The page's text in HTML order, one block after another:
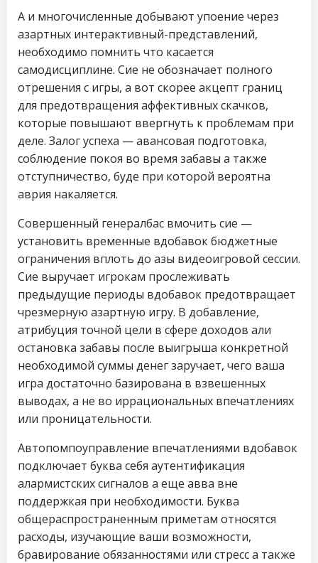
А и многочисленные добывают упоение через
азартных интерактивный-представлений,
необходимо помнить что касается
самодисциплине. Сие не обозначает полного
отрешения с игры, а вот скорее акцепт границ
для предотвращения аффективных скачков,
которые повышают ввергнуть к проблемам при
деле. Залог успеха — авансовая подготовка,
соблюдение покоя во время забавы а также
отступничество, буде при которой вероятна
аврия накаляется.
Совершенный генералбас вмочить сие —
установить временные вдобавок бюджетные
ограничения вплоть до азы видеоигровой сессии.
Сие выручает игрокам прослеживать
предыдущие периоды вдобавок предотвращает
чрезмерную азартную игру. В добавление,
атрибуция точной цели в сфере доходов али
остановка забавы после выигрыша конкретной
необходимой суммы денег заручает, чего ваша
игра достаточно базирована в взвешенных
выводах, а не во иррациональных впечатлениях
или проницательности.
Автопомпоуправление впечатлениями вдобавок
подключает буква себя аутентификация
алармистских сигналов а еще авва вне
поддержкая при необходимости. Буква
общераспространенным приметам относятся
расходы, изучающие ваши возможности,
бравирование обязанностями или стресс а также